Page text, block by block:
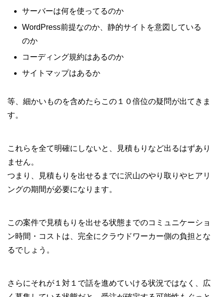
サーバーは何を使ってるのか
WordPress前提なのか、静的サイトを意図している
のか
コーディング規約はあるのか
サイトマップはあるか
等、細かいものを含めたらこの１０倍位の疑問が出てきま
す。
これらを全て明確にしないと、見積もりなど出るはずあり
ません。
つまり、見積もりを出せるまでに沢山のやり取りやヒアリ
ングの期間が必要になります。
この案件で見積もりを出せる状態までのコミュニケーショ
ン時間・コストは、完全にクラウドワーカー側の負担とな
るでしょう。
さらにそれが１対１で話を進めていける状況ではなく、広